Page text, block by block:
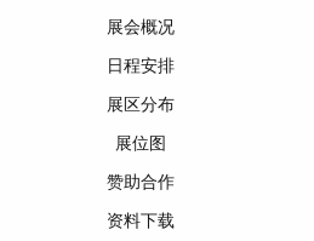
展会概况
日程安排
展区分布
展位图
赞助合作
资料下载